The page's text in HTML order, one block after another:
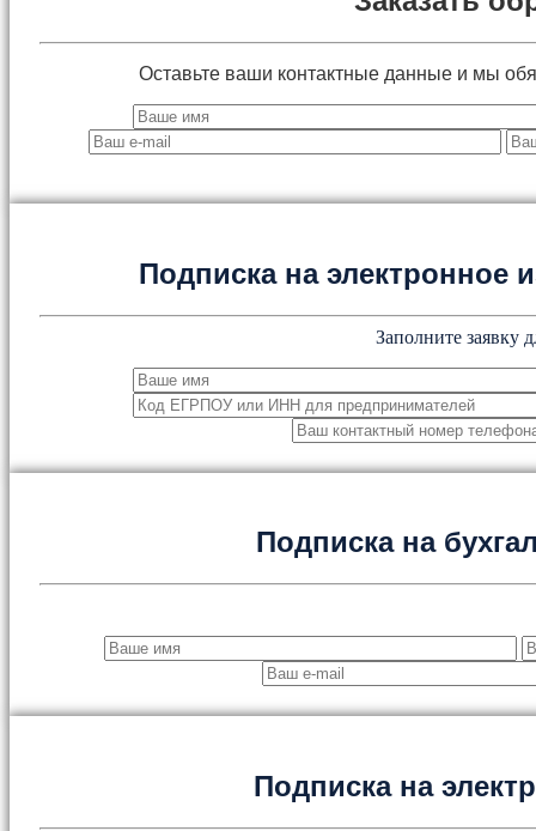
Оставьте ваши контактные данные и мы
Подписка на электронное
Заполните заявку
Подписка на
Подписка на